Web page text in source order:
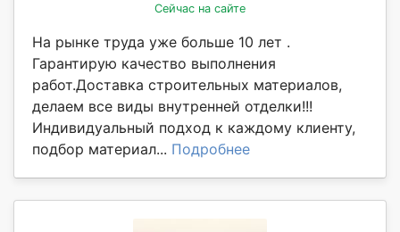
Сейчас на сайте
На рынке труда уже больше 10 лет .
Гарантирую качество выполнения
работ.Доставка строительных материалов,
делаем все виды внутренней отделки!!!
Индивидуальный подход к каждому клиенту,
подбор материал... Подробнее